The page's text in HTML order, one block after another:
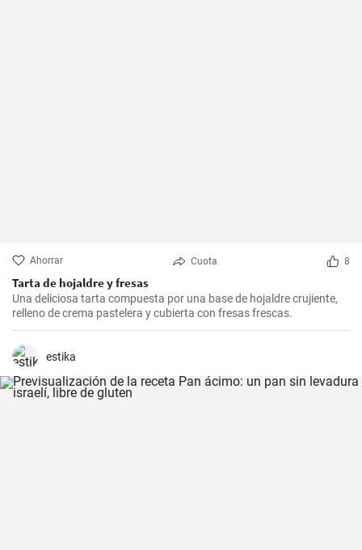
Ahorrar Cuota 8
Tarta de hojaldre y fresas
Una deliciosa tarta compuesta por una base de hojaldre crujiente,
relleno de crema pastelera y cubierta con fresas frescas.
estika